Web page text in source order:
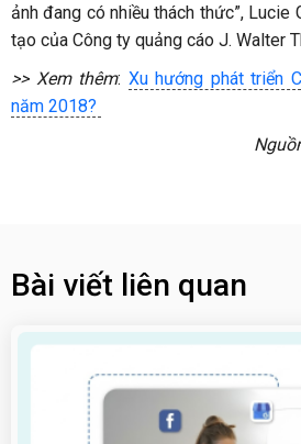
ảnh đang có nhiều thách thức”, Lucie
tạo của Công ty quảng cáo J. Walter
>> Xem thêm: Xu hướng phát triển
năm 2018?
Bài viết liên quan